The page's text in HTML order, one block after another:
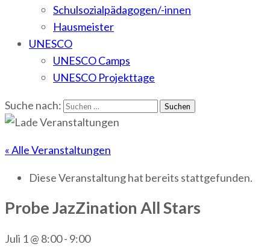
Schulsozialpädagogen/-innen
Hausmeister
UNESCO
UNESCO Camps
UNESCO Projekttage
Suche nach:
« Alle Veranstaltungen
Diese Veranstaltung hat bereits stattgefunden.
Probe JazZination All Stars
Juli 1 @ 8:00- 9:00